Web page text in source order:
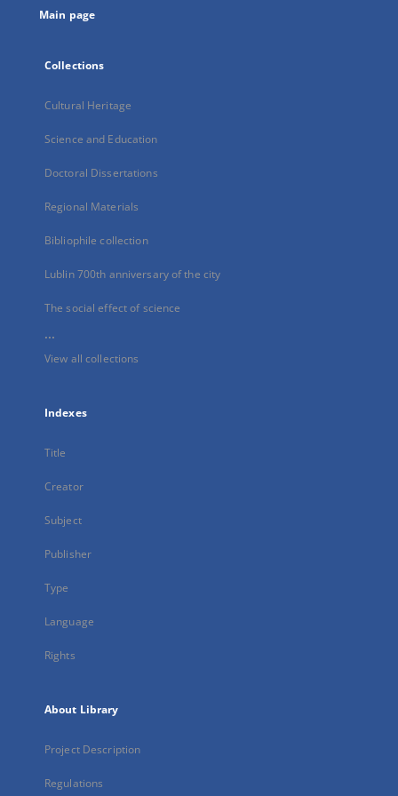
Main page
Collections
Cultural Heritage
Science and Education
Doctoral Dissertations
Regional Materials
Bibliophile collection
Lublin 700th anniversary of the city
The social effect of science
...
View all collections
Indexes
Title
Creator
Subject
Publisher
Type
Language
Rights
About Library
Project Description
Regulations